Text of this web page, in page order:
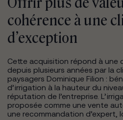
cohérence à une
d’exception
Cette acquisition répond à une
depuis plusieurs années par la
paysagers Dominique Filion :
d’irrigation à la hauteur du
réputation de l’entreprise.
proposée comme une vente
une recommandation d’expert,